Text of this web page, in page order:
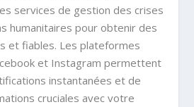
services de gestion des crises
humanitaires pour obtenir des
et fiables. Les plateformes
et Instagram permettent
instantanées et de
cruciales avec votre